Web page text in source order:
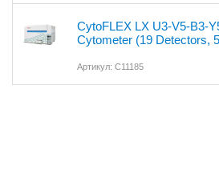
CytoFLEX LX U3-V5-B3-
Cytometer (19 Detectors,
Артикул: C11185